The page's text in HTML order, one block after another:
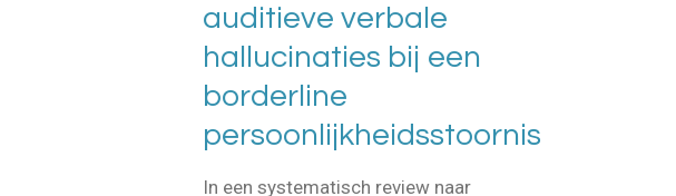
auditieve verbale
hallucinaties bij een
borderline
persoonlijkheidsstoornis
In een systematisch review naar